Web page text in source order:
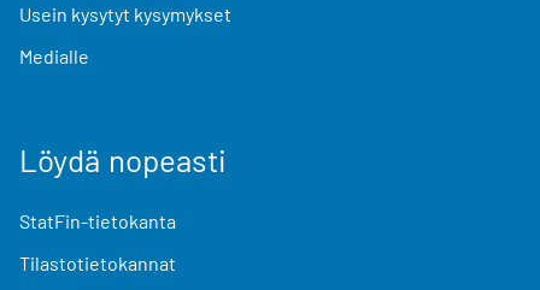
Usein kysytyt kysymykset
Medialle
Löydä nopeasti
StatFin-tietokanta
Tilastotietokannat